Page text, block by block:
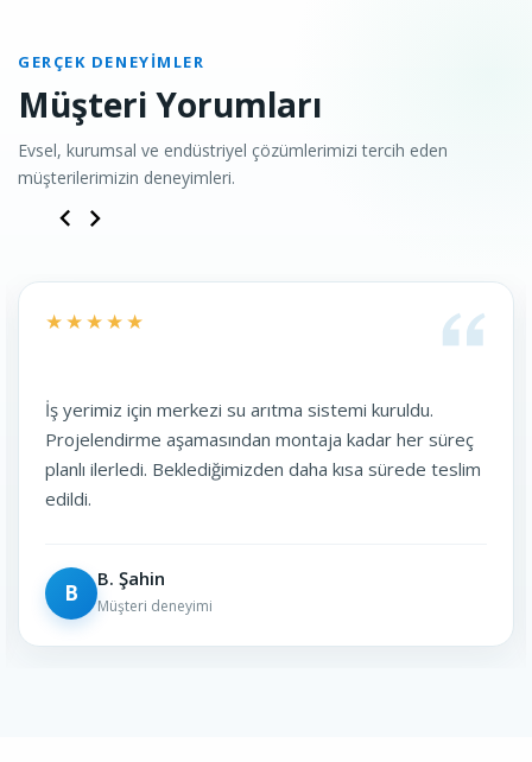
GERÇEK DENEYIMLER
Müşteri Yorumları
Evsel, kurumsal ve endüstriyel çözümlerimizi tercih eden
müşterilerimizin deneyimleri.
su arıtma sistemi kuruldu.
aşamasından montaja kadar her süreç
daha kısa sürede teslim
★★★★★
su kalitesi hem
olumlu yönde